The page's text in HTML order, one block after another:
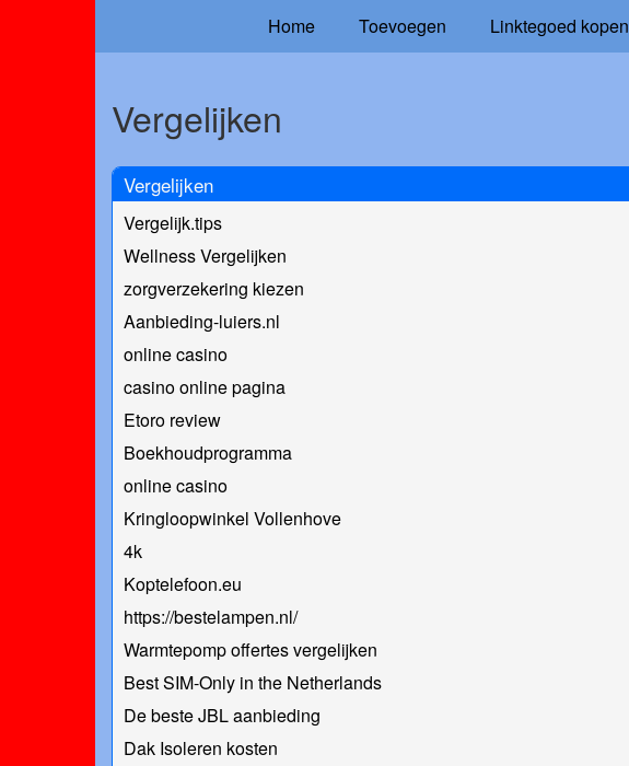
Home Toevoegen Linktegoed kopen
Vergelijken
Vergelijken
Vergelijk.tips
Wellness Vergelijken
zorgverzekering kiezen
Aanbieding-luiers.nl
online casino
casino online pagina
Etoro review
Boekhoudprogramma
online casino
Kringloopwinkel Vollenhove
4k
Koptelefoon.eu
https://bestelampen.nl/
Warmtepomp offertes vergelijken
Best SIM-Only in the Netherlands
De beste JBL aanbieding
Dak Isoleren kosten